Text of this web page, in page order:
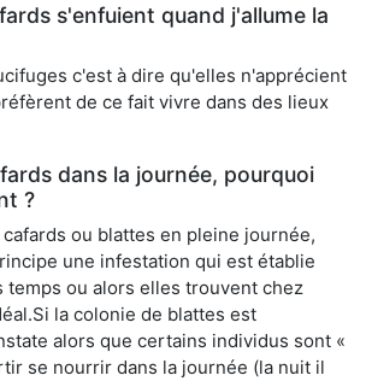
s'enfuient quand j'allume la
c'est à dire qu'elles n'apprécient
de ce fait vivre dans des lieux
dans la journée, pourquoi
?
ou blattes en pleine journée,
une infestation qui est établie
temps ou alors elles trouvent chez
la colonie de blattes est
alors que certains individus sont «
se nourrir dans la journée (la nuit il